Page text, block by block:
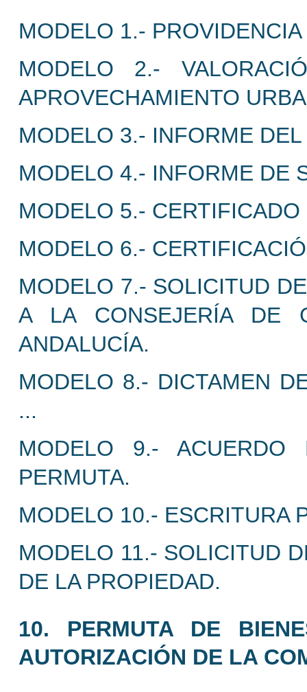
MODELO 1.-
MODELO 2.-
APROVECHAMIENTO
MODELO 3.- INFORME
MODELO 4.- INFORME DE
MODELO 5.-
MODELO 6.-
MODELO 7.- SOLICITUD
A LA CONSEJERÍA DE
ANDALUCÍA.
MODELO 8.- DICTAMEN
...
MODELO 9.- ACUERDO
PERMUTA.
MODELO 10.- ESCRITURA
MODELO 11.- SOLICITUD
DE LA PROPIEDAD.
10. PERMUTA DE
AUTORIZACIÓN DE LA